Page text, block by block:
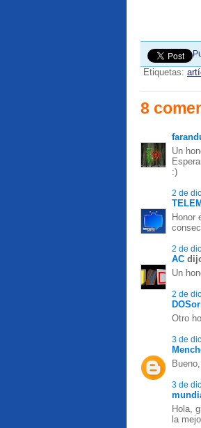
Etiquetas:
8
Un
:)
2 de
Honor
2 de
AC
Un
2 de
Otro
3 de
3 de
Hola,
la